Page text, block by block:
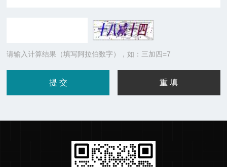
请输入计算结果（填写阿拉伯数字），如：三加四=7